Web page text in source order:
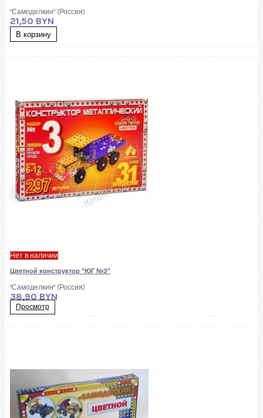
"Самоделкин" (Россия)
21,50 BYN
В корзину
Нет в наличии
Цветной конструктор "ЮГ №3"
"Самоделкин" (Россия)
38,90 BYN
Просмотр